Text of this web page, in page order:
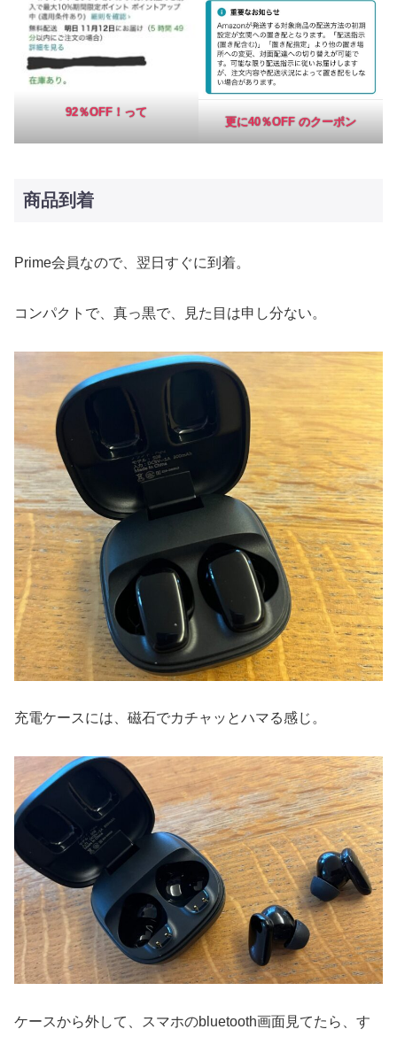
92％OFF！って
更に40％OFF のクーポン
商品到着
Prime会員なので、翌日すぐに到着。
コンパクトで、真っ黒で、見た目は申し分ない。
充電ケースには、磁石でカチャッとハマる感じ。
ケースから外して、スマホのbluetooth画面見てたら、す